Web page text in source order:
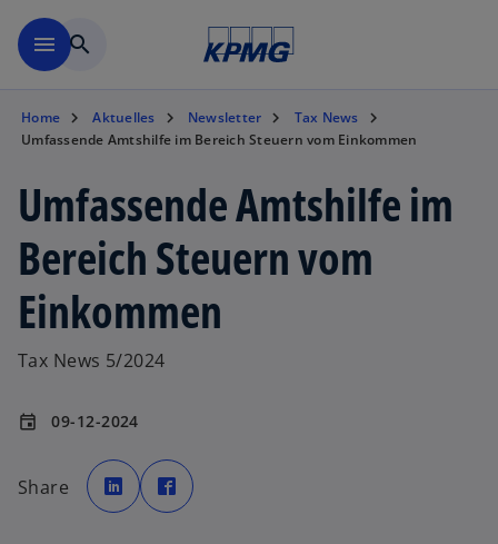
menu search
Home Aktuelles Newsletter
Tax News
Umfassende Amtshilfe im Bereich Steuern vom Einkommen
Umfassende Amtshilfe im
Bereich Steuern vom
Einkommen
Tax News 5/2024
event 09-12-2024
Share
w
i
r
d
i
r